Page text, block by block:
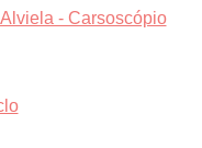
- Carsoscópio